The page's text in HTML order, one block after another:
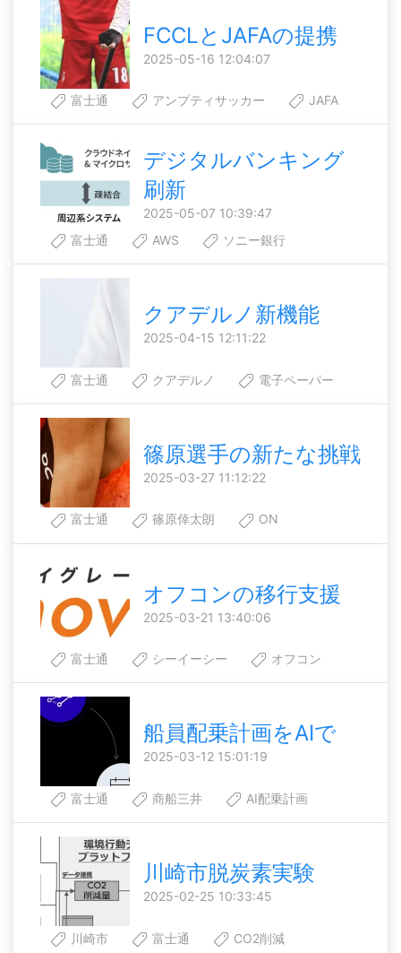
FCCLとJAFAの提携
2025-05-16 12:04:07
富士通 アンプティサッカー JAFA
デジタルバンキング
刷新
2025-05-07 10:39:47
富士通
AWS ソニー銀行
クアデルノ新機能
2025-04-15 12:11:22
富士通 クアデルノ 電子ペーパー
篠原選手の新たな挑戦
2025-03-27 11:12:22
富士通 篠原倖太朗 ON
オフコンの移行支援
2025-03-21 13:40:06
富士通 シーイーシー オフコン
船員配乗計画をAIで
2025-03-12 15:01:19
富士通 商船三井 AI配乗計画
川崎市脱炭素実験
2025-02-25 10:33:45
川崎市 富士通 CO2削減